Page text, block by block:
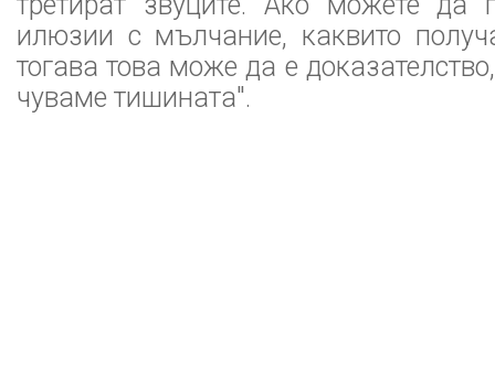
илюзии с мълчание, каквито
тогава това може да е
чуваме тишината".